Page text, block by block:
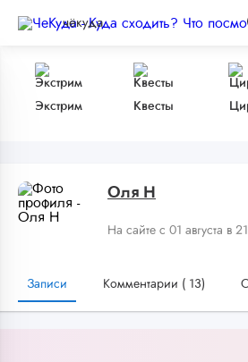
чёкуда
Экстрим Квесты
Оля Н
На сайте с 01 августа в
Записи Комментарии ( 13)